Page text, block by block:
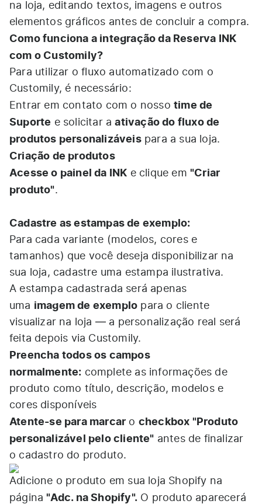
na loja, editando textos, imagens e outros
elementos gráficos antes de concluir a compra.
Como funciona a integração da Reserva INK
com o Customily?
Para utilizar o fluxo automatizado com o
Customily, é necessário:
Entrar em contato com o nosso time de
Suporte e solicitar aativação do fluxo de
produtos personalizáveispara a sua loja.
Criação de produtos
Acesse o painel da INK e clique em"Criar
produto".
Cadastre as estampas de exemplo:
Para cada variante (modelos, cores e
tamanhos) que você deseja disponibilizar na
sua loja, cadastre uma estampa ilustrativa.
A estampa cadastrada será apenas
uma imagem de exemplo para o cliente
visualizar na loja — a personalização real será
feita depois via Customily.
Preencha todos os campos
normalmente: complete as informações de
produto como título, descrição, modelos e
cores disponíveis
Atente-se para marcar o checkbox "Produto
personalizável pelo cliente" antes de finalizar
o cadastro do produto.
Adicione o produto em sua loja Shopify na
página"Adc. na Shopify". O produto aparecerá